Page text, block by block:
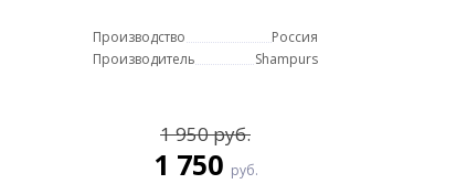
Производство
Россия
Производитель
Shampurs
1 950 руб.
1 750 руб.